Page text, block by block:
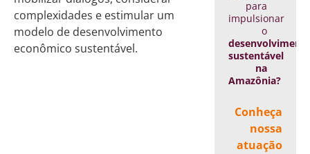
para
impulsionar
o
sustentável
na
Amazônia?
Conheça
nossa
atuação
complexidades e estimular um
modelo de desenvolvimento
econômico sustentável.